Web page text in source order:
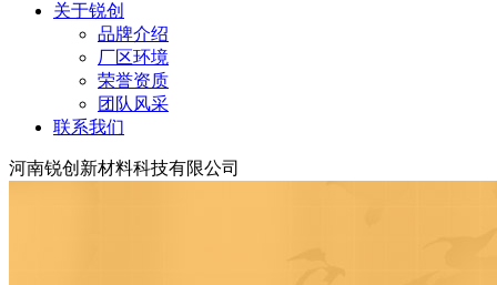
关于锐创
品牌介绍
厂区环境
荣誉资质
团队风采
联系我们
河南锐创新材料科技有限公司